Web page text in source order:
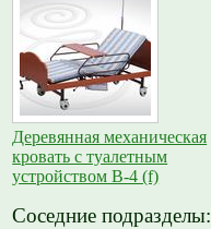
Деревянная механическая
кровать с туалетным
устройством B-4 (f)
Соседние подразделы: